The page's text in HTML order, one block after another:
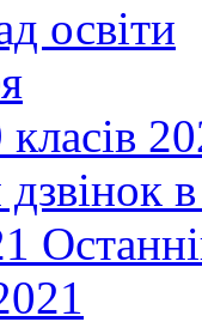
освіти
дзвінок